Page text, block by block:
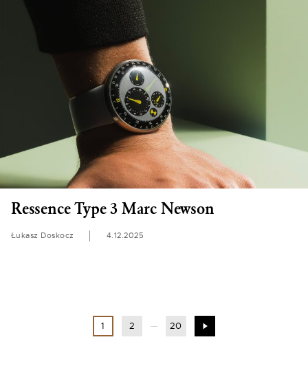
Ressence Type 3 Marc Newson
Łukasz Doskocz 4.12.2025
1 2 20